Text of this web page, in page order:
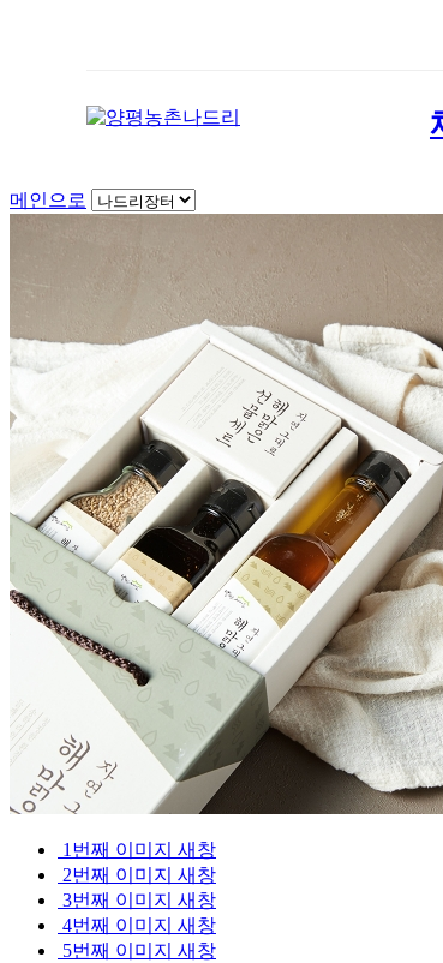
메인으로
1번째 이미지 새창
2번째 이미지 새창
3번째 이미지 새창
4번째 이미지 새창
5번째 이미지 새창